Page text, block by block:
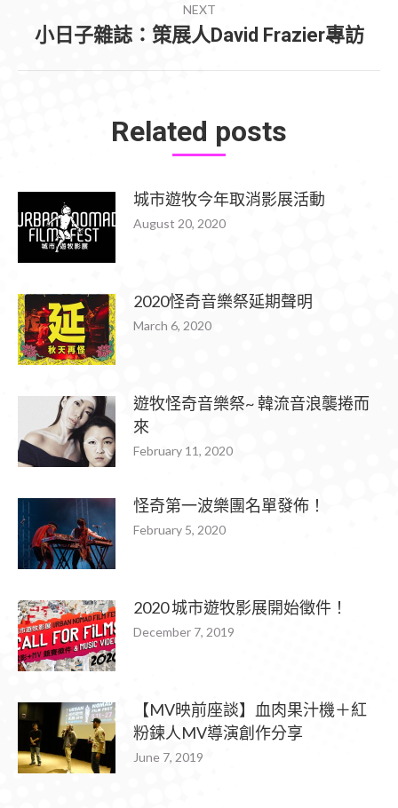
NEXT
Next
小日子雜誌：策展人David Frazier專訪
Related posts
城市遊牧今年取消影展活動
August 20, 2020
2020怪奇音樂祭延期聲明
March 6, 2020
遊牧怪奇音樂祭~ 韓流音浪襲捲而
來
February 11, 2020
怪奇第一波樂團名單發佈！
February 5, 2020
2020 城市遊牧影展開始徵件！
December 7, 2019
【MV映前座談】血肉果汁機＋紅
粉鍊人MV導演創作分享
June 7, 2019